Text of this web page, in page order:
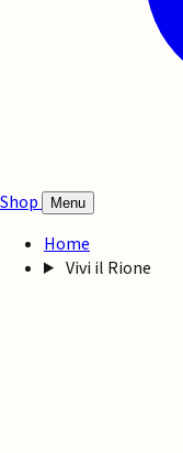
Shop Menu
Home
Vivi il Rione